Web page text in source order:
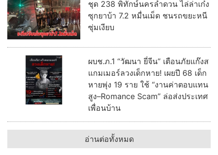
ชุด 238 พิทักษ์นครลำดวน ไล่ล่าเก๋ง
ซุกยาบ้า 7.2 หมื่นเม็ด ชนรถขยะหนี
ซุ่มเงียบ
ผบช.ภ.1 “วัฒนา ยี่จีน” เตือนภัยแก๊งส
แกมเมอร์ลวงเด็กหาย! เผยปี 68 เด็ก
หายพุ่ง 19 ราย ใช้ “งานค่าตอบแทน
สูง–Romance Scam” ล่อส่งประเทศ
เพื่อนบ้าน
อ่านต่อทั้งหมด